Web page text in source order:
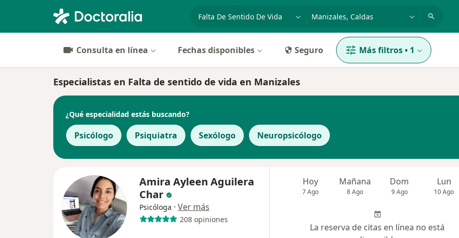
Consulta en línea Fechas disponibles Seguro Más filtros• 1
Especialistas en Falta de sentido de vida en Manizales
¿Qué especialidad estás buscando?
Psicólogo Psiquiatra Sexólogo Neuropsicólogo
Amira Ayleen Aguilera
Char
Psicóloga · Ver más
208 opiniones
Hoy
7 Ago
Mañana
8 Ago
Dom
9 Ago
Lun
10 Ago
La reserva de citas en línea no está